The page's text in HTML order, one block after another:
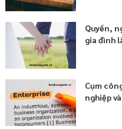
Quyền,
gia đình
Cụm
nghiệp